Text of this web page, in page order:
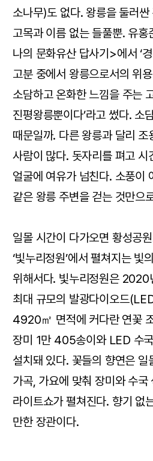
소나무)도 없다. 왕릉을 둘러
고목과 이름 없는 들풀뿐. 유
나의 문화유산 답사기>에서 ‘
고분 중에서 왕릉으로서의 위
소담하고 온화한 느낌을 주는
진평왕릉뿐이다’라고 썼다. 소
때문일까. 다른 왕릉과 달리 조
사람이 많다. 돗자리를 펴고 시
얼굴에 여유가 넘친다. 소풍이
같은 왕릉 주변을 걷는 것만으
일몰 시간이 다가오면 황성공
‘빛누리정원’에서 펼쳐지는 빛
위해서다. 빛누리정원은 2020
최대 규모의 발광다이오드
4920㎡ 면적에 커다란 연꽃
장미 1만 405송이와 LED 수
설치돼 있다. 꽃들의 향연은 일
가곡, 가요에 맞춰 장미와 수국
라이트쇼가 펼쳐진다. 향기 없
만한 장관이다.